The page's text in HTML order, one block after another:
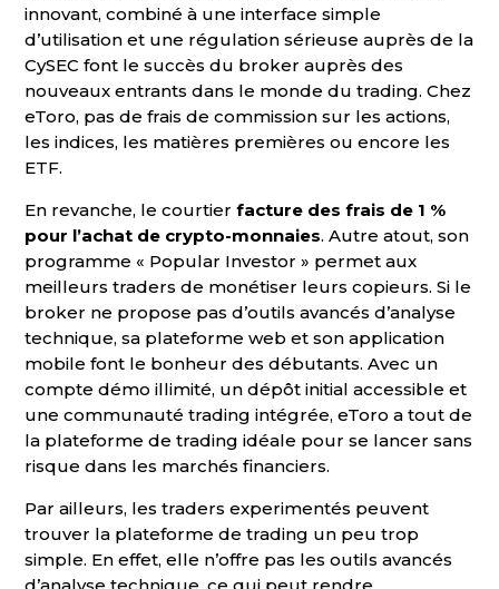
innovant, combiné à une interface simple
d’utilisation et une régulation sérieuse auprès de la
CySEC font le succès du broker auprès des
nouveaux entrants dans le monde du trading. Chez
eToro, pas de frais de commission sur les actions,
les indices, les matières premières ou encore les
ETF.
En revanche, le courtierfacture des frais de 1 %
pour l’achat de crypto-monnaies. Autre atout, son
programme « Popular Investor » permet aux
meilleurs traders de monétiser leurs copieurs. Si le
broker ne propose pas d’outils avancés d’analyse
technique, sa plateforme web et son application
mobile font le bonheur des débutants. Avec un
compte démo illimité, un dépôt initial accessible et
une communauté trading intégrée, eToro a tout de
la plateforme de trading idéale pour se lancer sans
risque dans les marchés financiers.
Par ailleurs, les traders experimentés peuvent
trouver la plateforme de trading un peu trop
simple. En effet, elle n’offre pas les outils avancés